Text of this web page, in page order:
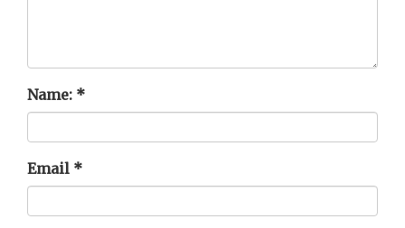
Name: *
Email *